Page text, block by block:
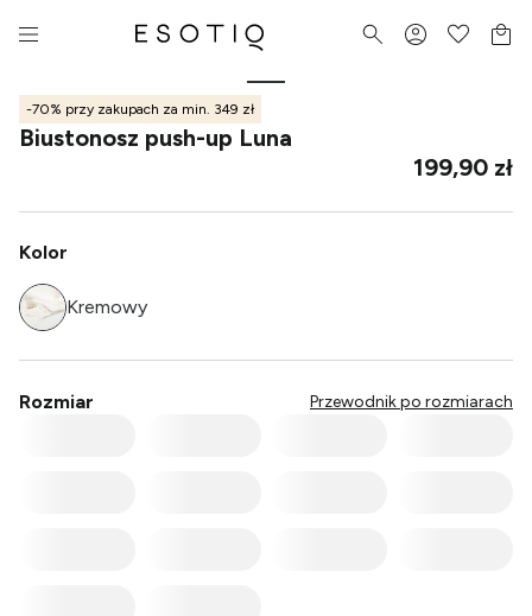
-70% przy zakupach za min. 349 zł
Biustonosz push-up Luna
199,90 zł
Kolor
Kremowy
Rozmiar Przewodnik po rozmiarach